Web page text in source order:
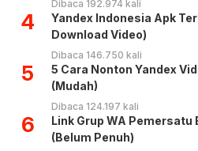
Dibaca 192.974 kali
4
Yandex Indonesia Apk
Download Video)
Dibaca 146.750 kali
5
5 Cara Nonton Yandex
(Mudah)
Dibaca 124.197 kali
6
Link Grup WA Pemersatu
(Belum Penuh)